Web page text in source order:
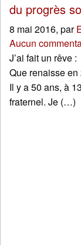
du progrès
8 mai 2016, par
Aucun
J’ai fait un rêve :
Que renaisse en
Il y a 50 ans, à
fraternel. Je (…)